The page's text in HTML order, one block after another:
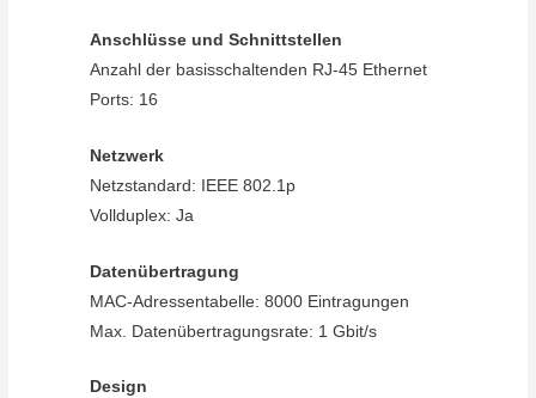
Anschlüsse und Schnittstellen
Anzahl der basisschaltenden RJ-45 Ethernet
Ports: 16
Netzwerk
Netzstandard: IEEE 802.1p
Vollduplex: Ja
Datenübertragung
MAC-Adressentabelle: 8000 Eintragungen
Max. Datenübertragungsrate: 1 Gbit/s
Design